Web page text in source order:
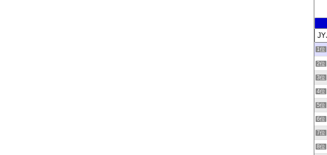
1位
2位
3位
4位
5位
6位
7位
8位